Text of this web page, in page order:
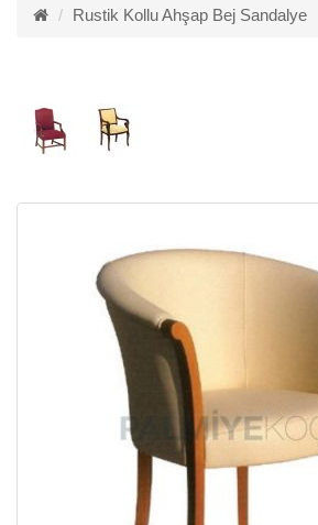
Rustik Kollu Ahşap Bej Sandalye